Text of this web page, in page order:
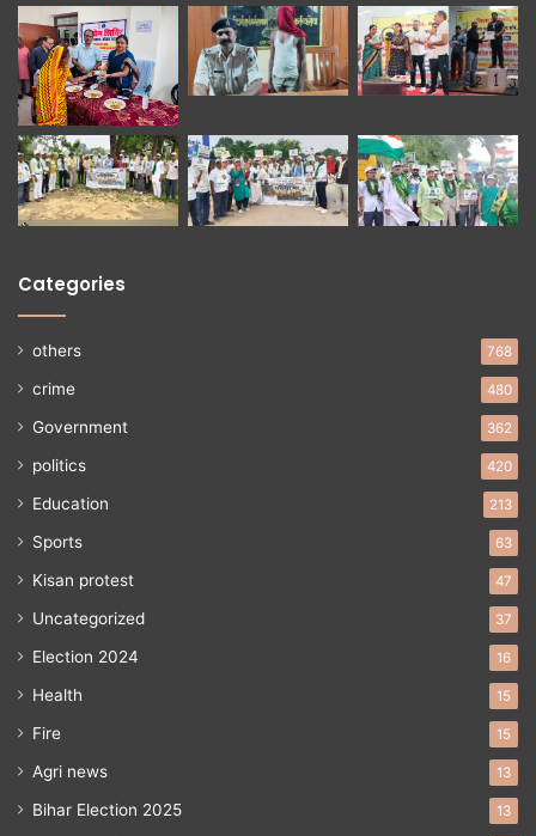
Categories
others 768
crime 480
Government 362
politics 420
Education 213
Sports 63
Kisan protest 47
Uncategorized 37
Election 2024 16
Health 15
Fire 15
Agri news 13
Bihar Election 2025 13